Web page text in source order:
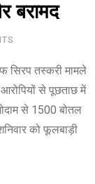
बरामद
सिरप तस्करी मामले
से पूछताछ में
से 1500 बोतल
को फूलबाड़ी